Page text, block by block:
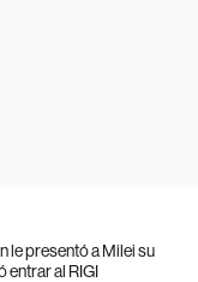
le presentó a Milei su
entrar al RIGI